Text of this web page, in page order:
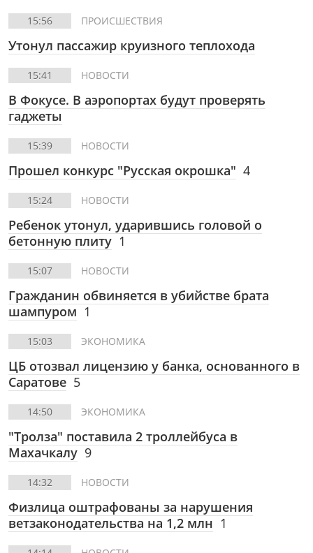
15:56 ПРОИСШЕСТВИЯ
Утонул пассажир круизного теплохода
15:41 НОВОСТИ
В Фокусе. В аэропортах будут проверять
гаджеты
15:39 НОВОСТИ
Прошел конкурс "Русская окрошка" 4
15:24 НОВОСТИ
Ребенок утонул, ударившись головой о
бетонную плиту 1
15:07 НОВОСТИ
Гражданин обвиняется в убийстве брата
шампуром 1
15:03 ЭКОНОМИКА
ЦБ отозвал лицензию у банка, основанного в
Саратове 5
14:50 ЭКОНОМИКА
"Тролза" поставила 2 троллейбуса в
Махачкалу 9
14:32 НОВОСТИ
Физлица оштрафованы за нарушения
ветзаконодательства на 1,2 млн 1